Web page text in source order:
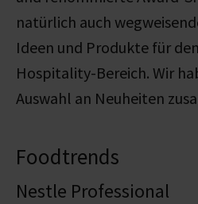
natürlich auch
Ideen und Produkte für
Hospitality-Bereich. Wir
Auswahl an Neuheiten
Foodtrends
Nestle Professional